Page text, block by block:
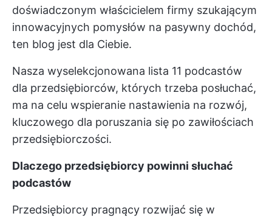
doświadczonym właścicielem firmy szukającym
innowacyjnych pomysłów na pasywny dochód,
ten blog jest dla Ciebie.
Nasza wyselekcjonowana lista 11 podcastów
dla przedsiębiorców, których trzeba posłuchać,
ma na celu wspieranie nastawienia na rozwój,
kluczowego dla poruszania się po zawiłościach
przedsiębiorczości.
Dlaczego przedsiębiorcy powinni słuchać
podcastów
Przedsiębiorcy pragnący rozwijać się w